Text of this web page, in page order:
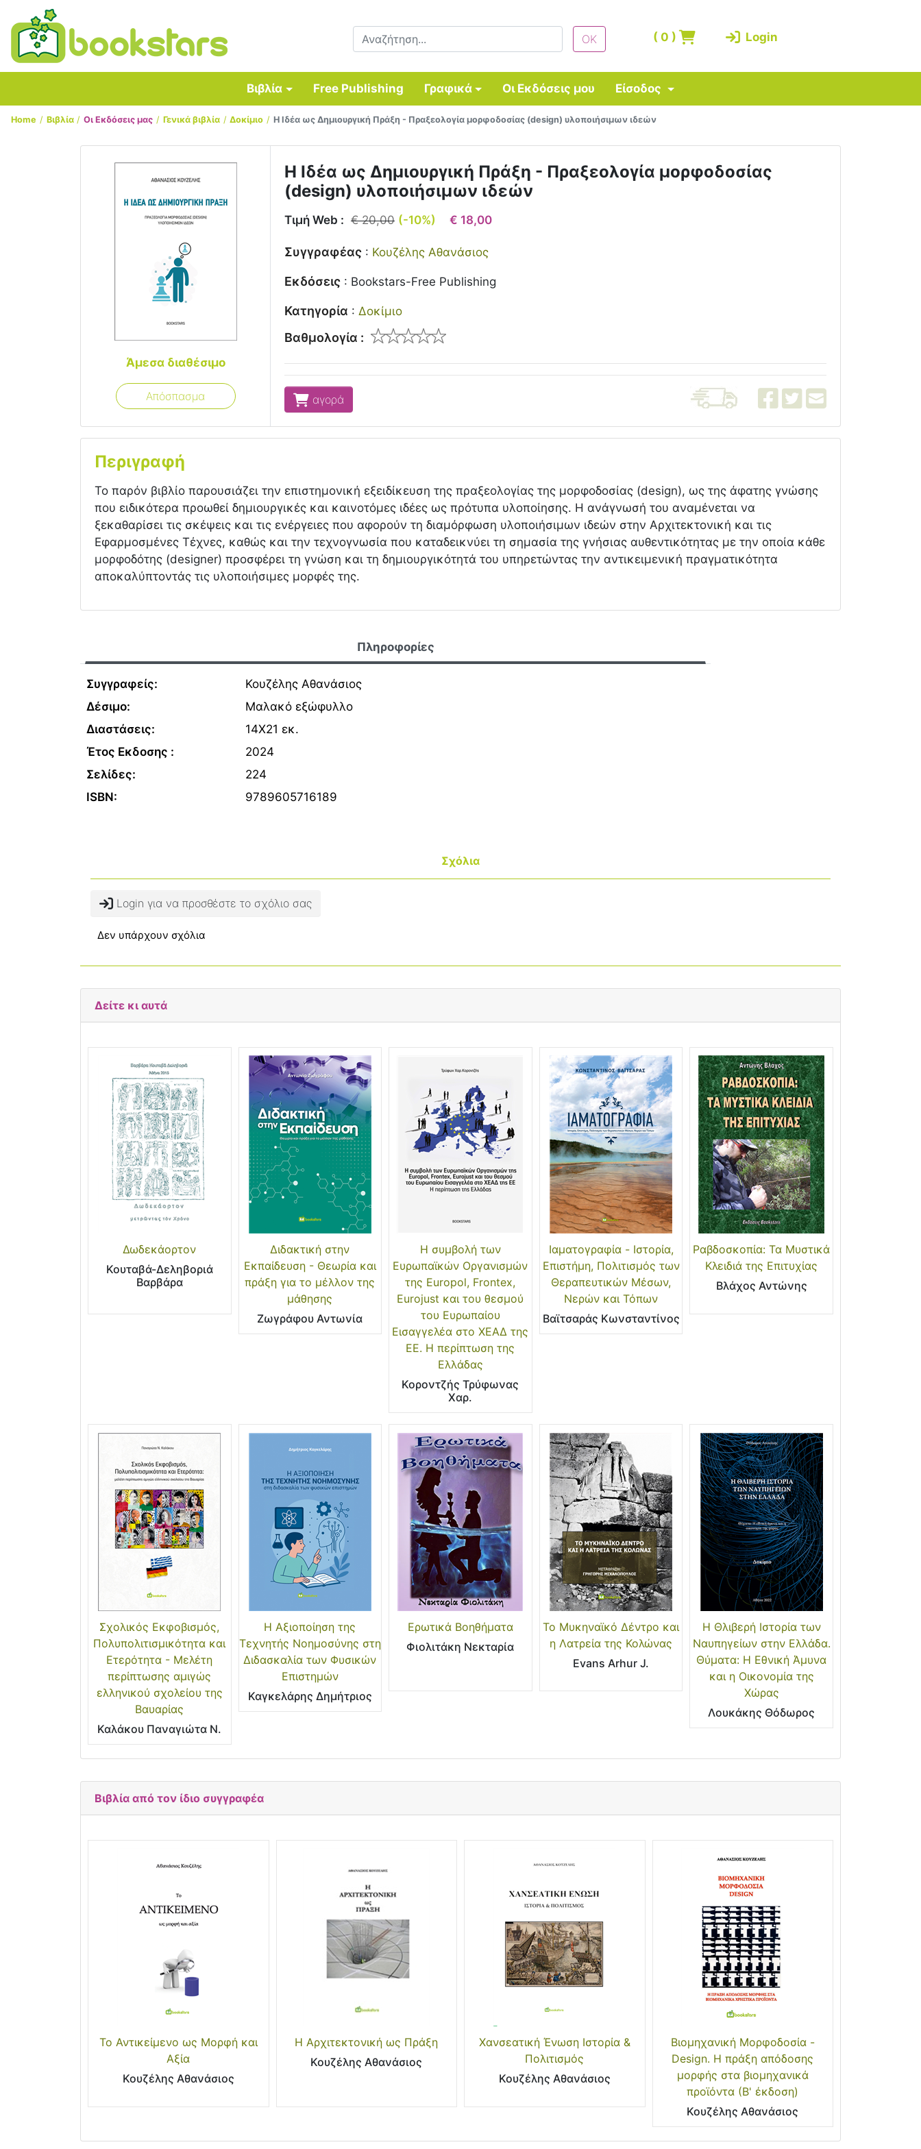
(0 ) Login
Βιβλία Free Publishing Γραφικά Οι Εκδόσεις μου Είσοδος
Home Βιβλία Οι Εκδόσεις μας Γενικά βιβλία Δοκίμιο Η Ιδέα ως Δημιουργική Πράξη - Πραξεολογία μορφοδοσίας (design) υλοποιήσιμων ιδεών
Άμεσα διαθέσιμο
Απόσπασμα
Η Ιδέα ως Δημιουργική Πράξη - Πραξεολογία μορφοδοσίας
(design) υλοποιήσιμων ιδεών
Τιμή Web : € 20,00 (-10%) € 18,00
Συγγραφέας : Κουζέλης Αθανάσιος
Εκδόσεις : Bookstars-Free Publishing
Κατηγορία : Δοκίμιο
Βαθμολογία :
αγορά
Περιγραφή
Το παρόν βιβλίο παρουσιάζει την επιστημονική εξειδίκευση της πραξεολογίας της μορφοδοσίας (design), ως της άφατης γνώσης
που ειδικότερα προωθεί δημιουργικές και καινοτόμες ιδέες ως πρότυπα υλοποίησης. Η ανάγνωσή του αναμένεται να
ξεκαθαρίσει τις σκέψεις και τις ενέργειες που αφορούν τη διαμόρφωση υλοποιήσιμων ιδεών στην Αρχιτεκτονική και τις
Εφαρμοσμένες Τέχνες, καθώς και την τεχνογνωσία που καταδεικνύει τη σημασία της γνήσιας αυθεντικότητας με την οποία κάθε
μορφοδότης (designer) προσφέρει τη γνώση και τη δημιουργικότητά του υπηρετώντας την αντικειμενική πραγματικότητα
αποκαλύπτοντάς τις υλοποιήσιμες μορφές της.
Πληροφορίες
Συγγραφείς:
Κουζέλης Αθανάσιος
Δέσιμο:
Μαλακό εξώφυλλο
Διαστάσεις:
14Χ21 εκ.
Έτος Εκδοσης :
2024
Σελίδες:
224
ISBN:
9789605716189
Σχόλια
Login για να προσθέστε το σχόλιο σας
Δεν υπάρχουν σχόλια
Δείτε κι αυτά
Δωδεκάορτον
Κουταβά-Δεληβοριά
Βαρβάρα
Διδακτική στην
Εκπαίδευση - Θεωρία και
πράξη για το μέλλον της
μάθησης
Ζωγράφου Αντωνία
Η συμβολή των
Ευρωπαϊκών Οργανισμών
της Europol, Frontex,
Eurojust και του θεσμού
του Ευρωπαίου
Εισαγγελέα στο ΧΕΑΔ της
ΕΕ. Η περίπτωση της
Ελλάδας
Κοροντζής Τρύφωνας
Χαρ.
Ιαματογραφία - Ιστορία,
Επιστήμη, Πολιτισμός των
Θεραπευτικών Μέσων,
Νερών και Τόπων
Βαϊτσαράς Κωνσταντίνος
Ραβδοσκοπία: Τα Μυστικά
Κλειδιά της Επιτυχίας
Βλάχος Αντώνης
Σχολικός Εκφοβισμός,
Πολυπολιτισμικότητα και
Ετερότητα - Μελέτη
περίπτωσης αμιγώς
ελληνικού σχολείου της
Βαυαρίας
Καλάκου Παναγιώτα Ν.
Η Αξιοποίηση της
Τεχνητής Νοημοσύνης στη
Διδασκαλία των Φυσικών
Επιστημών
Καγκελάρης Δημήτριος
Ερωτικά Βοηθήματα
Φιολιτάκη Νεκταρία
Το Μυκηναϊκό Δέντρο και
η Λατρεία της Κολώνας
Evans Arhur J.
Η Θλιβερή Ιστορία των
Ναυπηγείων στην Ελλάδα.
Θύματα: Η Εθνική Άμυνα
και η Οικονομία της
Χώρας
Λουκάκης Θόδωρος
Βιβλία από τον ίδιο συγγραφέα
Το Αντικείμενο ως Μορφή και
Αξία
Κουζέλης Αθανάσιος
Η Αρχιτεκτονική ως Πράξη
Κουζέλης Αθανάσιος
Χανσεατική Ένωση Ιστορία &
Πολιτισμός
Κουζέλης Αθανάσιος
Βιομηχανική Μορφοδοσία -
Design. H πράξη απόδοσης
μορφής στα βιομηχανικά
προϊόντα (Β' έκδοση)
Κουζέλης Αθανάσιος